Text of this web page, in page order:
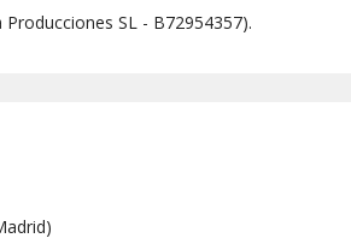
SL - B72954357).
)